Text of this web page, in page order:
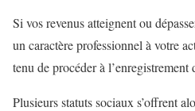
Si vos revenus atteignent ou
un caractère professionnel à votre
tenu de procéder à l’enregistrement
Plusieurs statuts sociaux s’offrent